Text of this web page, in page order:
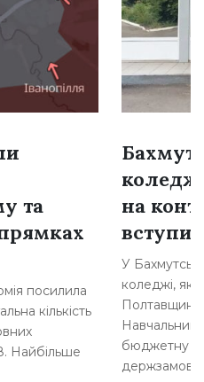
та
посилила
кількість
Найбільше
коледж
на
У
коледжі,
Навчальний
бюджетну